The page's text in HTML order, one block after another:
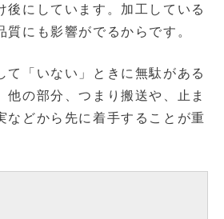
後にしています。加工している
質にも影響がでるからです。
て「いない」ときに無駄がある
他の部分、つまり搬送や、止ま
などから先に着手することが重